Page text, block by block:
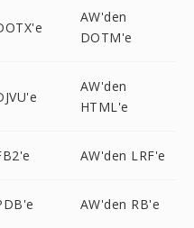
AW'den
DOTM'e
AW'den
HTML'e
AW'den LRF'e
AW'den RB'e